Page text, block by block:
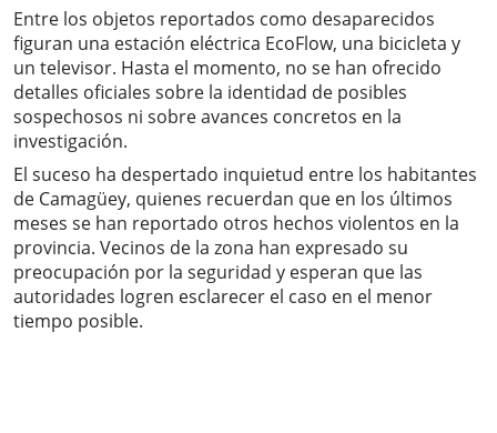
Entre los objetos reportados como desaparecidos
figuran una estación eléctrica EcoFlow, una bicicleta y
un televisor. Hasta el momento, no se han ofrecido
detalles oficiales sobre la identidad de posibles
sospechosos ni sobre avances concretos en la
investigación.
El suceso ha despertado inquietud entre los habitantes
de Camagüey, quienes recuerdan que en los últimos
meses se han reportado otros hechos violentos en la
provincia. Vecinos de la zona han expresado su
preocupación por la seguridad y esperan que las
autoridades logren esclarecer el caso en el menor
tiempo posible.